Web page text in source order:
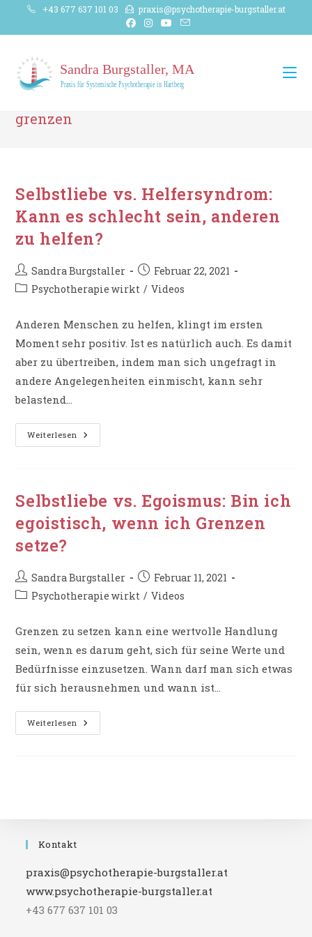
+43 677 637 101 03 praxis@psychotherapie-burgstaller.at
grenzen
Selbstliebe vs. Helfersyndrom:
Kann es schlecht sein, anderen
zu helfen?
Beitrags-
Autor:
Sandra Burgstaller
Beitrag
veröffentlicht:
Februar 22, 2021
Beitrags-
Psychotherapie wirkt / Videos
Anderen Menschen zu helfen, klingt im ersten
Moment sehr positiv. Ist es natürlich auch. Es damit
aber zu übertreiben, indem man sich ungefragt in
andere Angelegenheiten einmischt, kann sehr
belastend…
Weiterlesen Selbstliebe
Vs.
Sein,
Anderen
Helfen?
Selbstliebe vs. Egoismus: Bin ich
egoistisch, wenn ich Grenzen
setze?
Beitrags-
Autor:
Sandra Burgstaller
Beitrag
veröffentlicht:
Februar 11, 2021
Beitrags-
Psychotherapie wirkt / Videos
Grenzen zu setzen kann eine wertvolle Handlung
sein, wenn es darum geht, sich für seine Werte und
Bedürfnisse einzusetzen. Wann darf man sich etwas
für sich herausnehmen und wann ist…
Weiterlesen Selbstliebe
Vs.
Kontakt
praxis@psychotherapie-burgstaller.at
www.psychotherapie-burgstaller.at
+43 677 637 101 03